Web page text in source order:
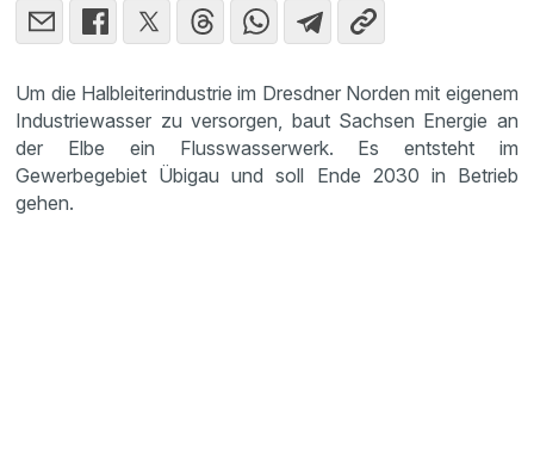
Um die Halbleiterindustrie im Dresdner Norden mit eigenem
Industriewasser zu versorgen, baut Sachsen Energie an
der Elbe ein Flusswasserwerk. Es entsteht im
Gewerbegebiet Übigau und soll Ende 2030 in Betrieb
gehen.